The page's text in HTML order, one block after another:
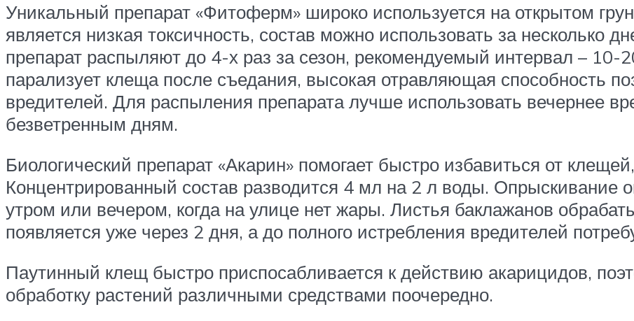
Уникальный препарат «Фитоферм» широко используется на открытом
является низкая токсичность, состав можно использовать за несколько
препарат распыляют до 4-х раз за сезон, рекомендуемый интервал –
парализует клеща после съедания, высокая отравляющая способность
вредителей. Для распыления препарата лучше использовать вечернее
безветренным дням.
Биологический препарат «Акарин» помогает быстро избавиться от
Концентрированный состав разводится 4 мл на 2 л воды. Опрыскивание
утром или вечером, когда на улице нет жары. Листья баклажанов
появляется уже через 2 дня, а до полного истребления вредителей
Паутинный клещ быстро приспосабливается к действию акарицидов,
обработку растений различными средствами поочередно.